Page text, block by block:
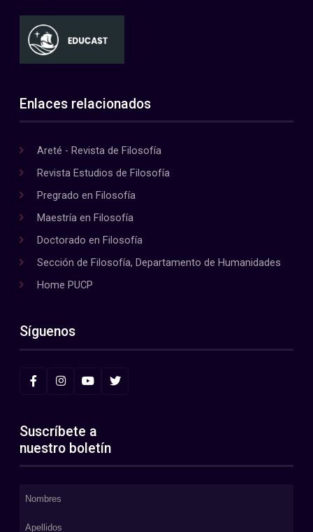
Enlaces relacionados
Areté - Revista de Filosofía
Revista Estudios de Filosofía
Pregrado en Filosofía
Maestría en Filosofía
Doctorado en Filosofía
Sección de Filosofía, Departamento de Humanidades
Home PUCP
Síguenos
Suscríbete a
nuestro boletín